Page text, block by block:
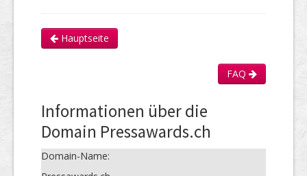
Hauptseite
FAQ
Informationen über die
Domain Pressawards.ch
Domain-Name: